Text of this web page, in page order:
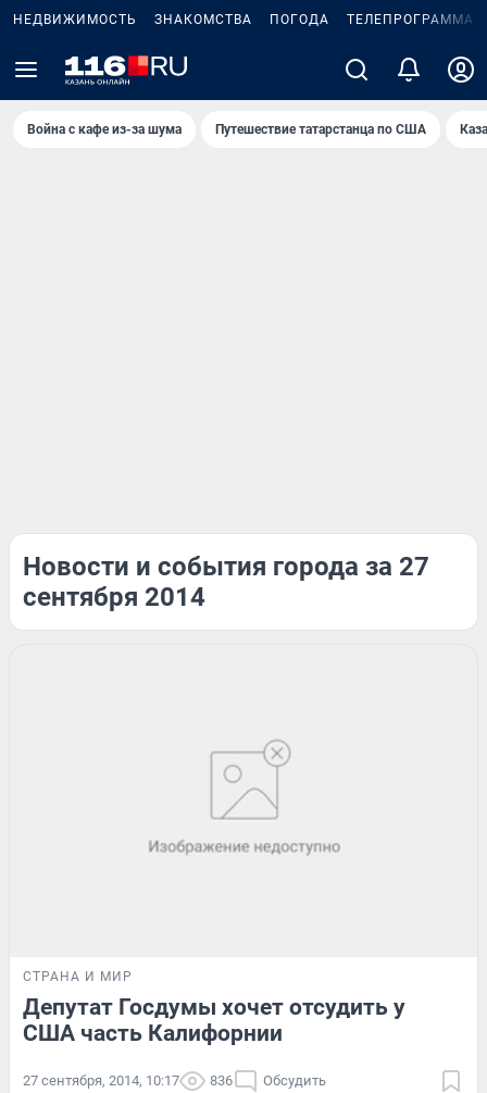
НЕДВИЖИМОСТЬ ЗНАКОМСТВА ПОГОДА ТЕЛЕПРОГРАММА
Война с кафе из-за шума Путешествие татарстанца по США
Новости и события города за 27
сентября 2014
СТРАНА И МИР
Депутат Госдумы хочет отсудить у
США часть Калифорнии
27 сентября, 2014, 10:17 836 Обсудить